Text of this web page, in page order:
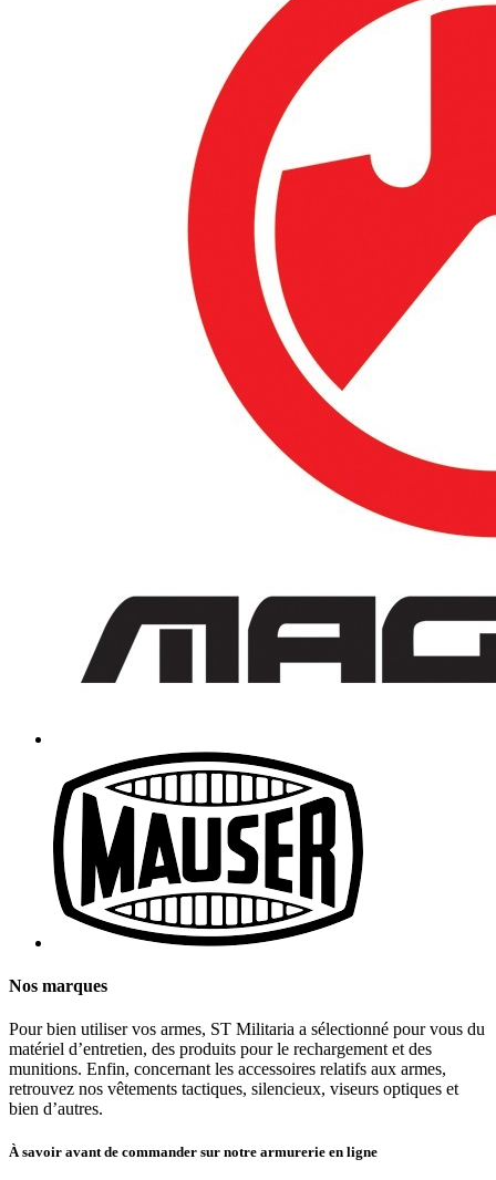
Nos marques
Pour bien utiliser vos armes, ST Militaria a sélectionné pour vous du
matériel d’entretien, des produits pour le rechargement et des
munitions. Enfin, concernant les accessoires relatifs aux armes,
retrouvez nos vêtements tactiques, silencieux, viseurs optiques et
bien d’autres.
À savoir avant de commander sur notre armurerie en ligne